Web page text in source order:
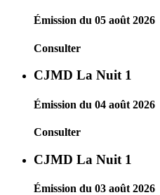
Émission du 05 août 2026
Consulter
CJMD La Nuit 1
Émission du 04 août 2026
Consulter
CJMD La Nuit 1
Émission du 03 août 2026